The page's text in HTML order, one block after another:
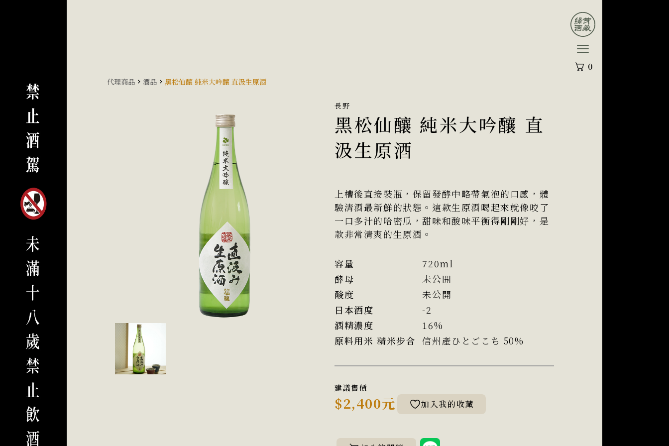
0
代理商品 酒品 黑松仙釀 純米大吟釀 直汲生原酒
長野
黑松仙釀 純米大吟釀 直
汲生原酒
上槽後直接裝瓶，保留發酵中略帶氣泡的口感，體
驗清酒最新鮮的狀態。 這款生原酒喝起來就像咬了
一口多汁的哈密瓜，甜味和酸味平衡得剛剛好，是
款非常清爽的生原酒。
容量
720ml
酵母
未公開
酸度
未公開
日本酒度
-2
酒精濃度
16%
原料用米 精米步合 信州產ひとごこち 50%
建議售價
$2,400元 加入我的收藏